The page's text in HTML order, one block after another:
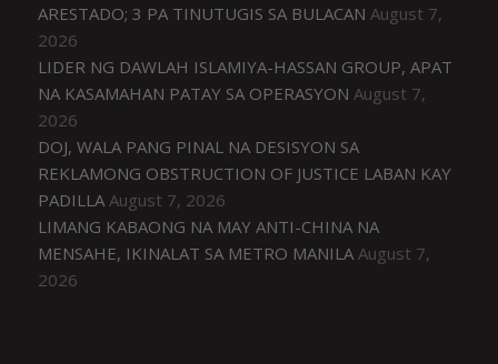
ARESTADO; 3 PA TINUTUGIS SA BULACAN August 7,
2026
LIDER NG DAWLAH ISLAMIYA-HASSAN GROUP, APAT
NA KASAMAHAN PATAY SA OPERASYON August 7,
2026
DOJ, WALA PANG PINAL NA DESISYON SA
REKLAMONG OBSTRUCTION OF JUSTICE LABAN KAY
PADILLA August 7, 2026
LIMANG KABAONG NA MAY ANTI-CHINA NA
MENSAHE, IKINALAT SA METRO MANILA August 7,
2026